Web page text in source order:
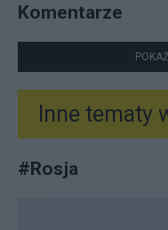
Komentarze
Inne tematy
#Rosja